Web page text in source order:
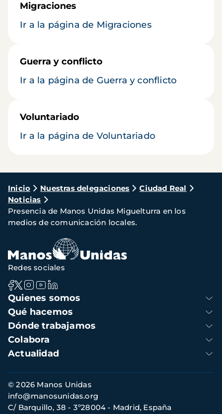
Migraciones
Ir a la página de Migraciones
Guerra y conflicto
Ir a la página de Guerra y conflicto
Voluntariado
Ir a la página de Voluntariado
Ruta
de
navegación
Inicio Nuestras delegaciones
Ciudad Real
Noticias
Presencia de Manos Unidas Miguelturra en los
medios de comunicación locales.
Navegación
principal
Quienes somos
Qué hacemos
Dónde trabajamos
Colabora
Actualidad
Redes sociales
Información
de
contacto
© 2026 Manos Unidas
C/ Barquillo, 38 - 3º28004 - Madrid, España
info@manosunidas.org